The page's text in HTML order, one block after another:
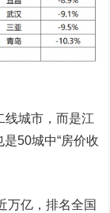
线城市，而是江
50城中“房价收
万亿，排名全国